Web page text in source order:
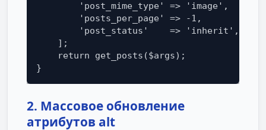
        'post_mime_type' => 'image',
        'posts_per_page' => -1,
        'post_status'    => 'inherit',
    ];
    return get_posts($args);
}
2. Массовое обновление
атрибутов alt